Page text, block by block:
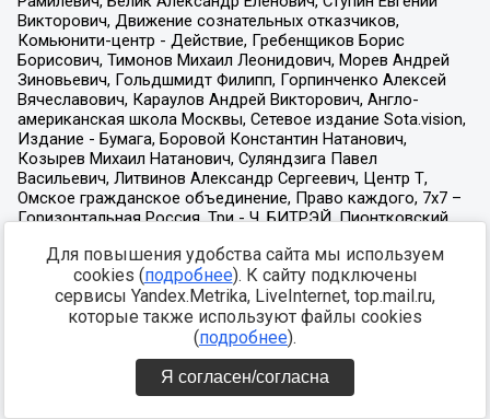
Для повышения удобства сайта мы используем
cookies (подробнее). К сайту подключены
сервисы Yandex.Metrika, LiveInternet, top.mail.ru,
которые также используют файлы cookies
(подробнее).
Я согласен/согласна